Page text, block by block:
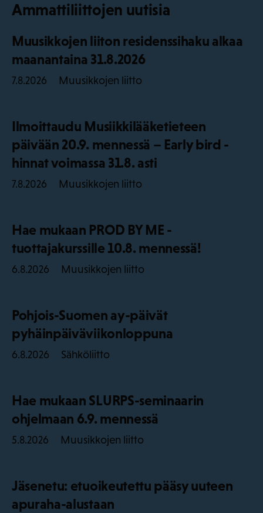
Ammattiliittojen uutisia
Muusikkojen liiton residenssihaku alkaa
maanantaina 31.8.2026
7.8.2026 Muusikkojen liitto
Ilmoittaudu Musiikkilääketieteen
päivään 20.9. mennessä – Early bird -
hinnat voimassa 31.8. asti
7.8.2026 Muusikkojen liitto
Hae mukaan PROD BY ME -
tuottajakurssille 10.8. mennessä!
6.8.2026 Muusikkojen liitto
Pohjois-Suomen ay-päivät
pyhäinpäiväviikonloppuna
6.8.2026 Sähköliitto
Hae mukaan SLURPS-seminaarin
ohjelmaan 6.9. mennessä
5.8.2026 Muusikkojen liitto
Jäsenetu: etuoikeutettu pääsy uuteen
apuraha-alustaan